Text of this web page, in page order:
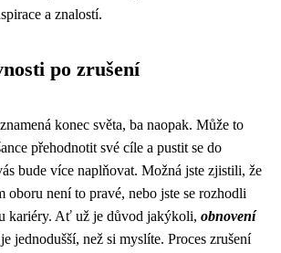
a znalostí.
po zrušení
konec světa, ba naopak. Může to
přehodnotit své cíle a pustit se do
bude více naplňovat. Možná jste zjistili, že
oboru není to pravé, nebo jste se rozhodli
kariéry. Ať už je důvod jakýkoli, obnovení
jednodušší, než si myslíte. Proces zrušení